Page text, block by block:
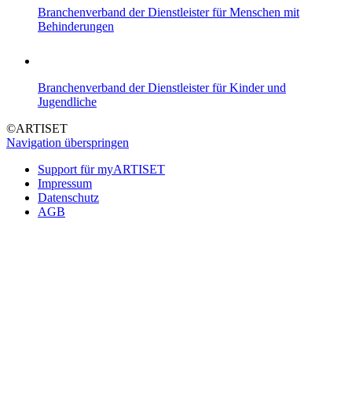
Branchenverband der Dienstleister für Menschen mit
Behinderungen
Branchenverband der Dienstleister für Kinder und
Jugendliche
©ARTISET
Navigation überspringen
Support für myARTISET
Impressum
Datenschutz
AGB